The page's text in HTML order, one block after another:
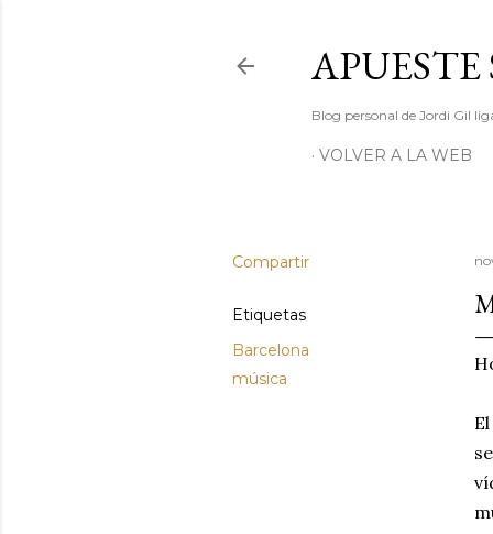
Blog personal de Jordi Gil
VOLVER A LA WEB
Compartir
Etiquetas
Barcelona
música